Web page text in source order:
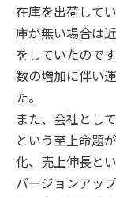
在庫を出荷して
庫が無い場合は
をしていたので
数の増加に伴い
た。
また、会社とし
という至上命題
化、売上伸長と
バージョンアッ